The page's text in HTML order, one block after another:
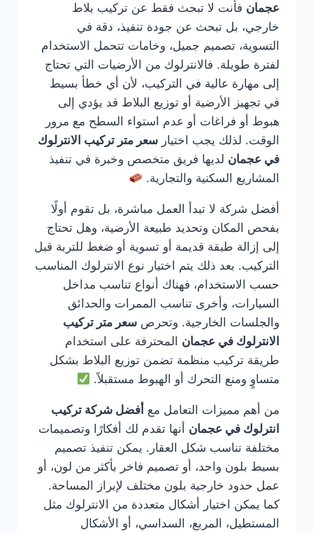
عجمان فأنت لا تبحث فقط عن تركيب بلاط
خارجي، بل تبحث عن جودة تنفيذ، دقة في
التسوية، تصميم جميل، وخامات تتحمل الاستخدام
لفترة طويلة. فالانترلوك من الأرضيات التي تحتاج
إلى مهارة عالية في التركيب، لأن أي خطأ بسيط
في تجهيز الأرضية أو توزيع البلاط قد يؤدي إلى
هبوط أو فراغات أو عدم استواء السطح مع مرور
الوقت. لذلك يجب اختيار سعر متر تركيب الانترلوك
في عجمان لديها فريق متخصص وخبرة في تنفيذ
المشاريع السكنية والتجارية.
أفضل شركة لا تبدأ العمل مباشرة، بل تقوم أولًا
بفحص المكان وتحديد طبيعة الأرضية، وهل تحتاج
إلى إزالة طبقة قديمة أو تسوية أو ضغط للتربة قبل
التركيب. بعد ذلك يتم اختيار نوع الانترلوك المناسب
حسب الاستخدام، فهناك أنواع تناسب مداخل
السيارات، وأخرى تناسب الممرات والحدائق
والجلسات الخارجية. وتحرص سعر متر تركيب
الانترلوك في عجمان المحترفة على استخدام
طريقة تركيب منظمة تضمن توزيع البلاط بشكل
متساوٍ ومنع التحرك أو الهبوط مستقبلاً.
من أهم مميزات التعامل مع أفضل شركة تركيب
انترلوك في عجمان أنها تقدم لك أفكارًا وتصميمات
مختلفة تناسب شكل العقار. يمكن تنفيذ تصميم
بسيط بلون واحد، أو تصميم فاخر بأكثر من لون، أو
عمل حدود خارجية بلون مختلف لإبراز المساحة.
كما يمكن اختيار أشكال متعددة من الانترلوك مثل
المستطيل، المربع، السداسي، أو الأشكال